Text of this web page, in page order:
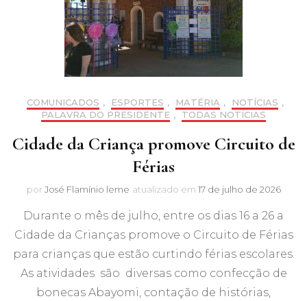
COMUNICADOS , ESPORTES , MATÉRIA , NOTÍCIAS ,
PALAVRA DO PRESIDENTE , TODAS NOTÍCIAS
Cidade da Criança promove Circuito de
Férias
por José Flamínio leme atualizado em 17 de julho de 2026
Durante o mês de julho, entre os dias 16 a 26 a
Cidade da Crianças promove o Circuito de Férias
para crianças que estão curtindo férias escolares.
As atividades são diversas como confecção de
bonecas Abayomi, contação de histórias,